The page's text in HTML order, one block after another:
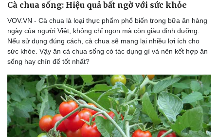
Doanh nghiệp
Thông tin doanh nghiệp
Doanh nhân
Vì cộng đồng
Công nghệ
Trải nghiệm
Chuyển đổi số
Cà chua sống: Hiệu quả bất ngờ với sức khỏe
VOV.VN - Cà chua là loại thực phẩm phổ biến trong bữa ăn hàng
ngày của người Việt, không chỉ ngon mà còn giàu dinh dưỡng.
Nếu sử dụng đúng cách, cà chua sẽ mang lại nhiều lợi ích cho
sức khỏe. Vậy ăn cà chua sống có tác dụng gì và nên kết hợp ăn
sống hay chín để tốt nhất?